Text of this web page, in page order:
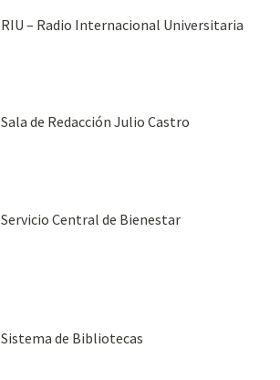
RIU – Radio Internacional Universitaria
Sala de Redacción Julio Castro
Servicio Central de Bienestar
Sistema de Bibliotecas